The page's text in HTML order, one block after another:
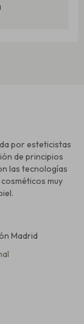
por esteticistas
de principios
las tecnologías
muy
Madrid